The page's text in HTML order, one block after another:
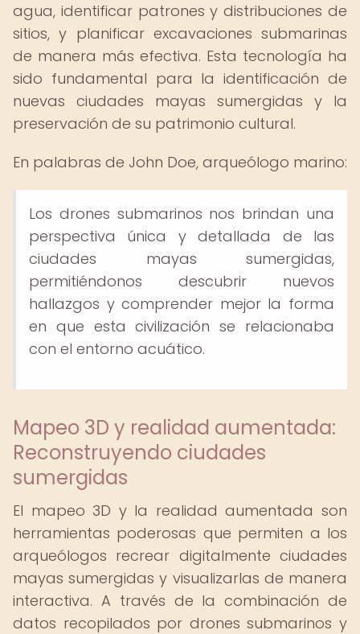
agua, identificar patrones y distribuciones de
sitios, y planificar excavaciones submarinas
de manera más efectiva. Esta tecnología ha
sido fundamental para la identificación de
nuevas ciudades mayas sumergidas y la
preservación de su patrimonio cultural.
En palabras de John Doe, arqueólogo marino:
Los drones submarinos nos brindan una
perspectiva única y detallada de las
ciudades mayas sumergidas,
permitiéndonos descubrir nuevos
hallazgos y comprender mejor la forma
en que esta civilización se relacionaba
con el entorno acuático.
Mapeo 3D y realidad aumentada:
Reconstruyendo ciudades
sumergidas
El mapeo 3D y la realidad aumentada son
herramientas poderosas que permiten a los
arqueólogos recrear digitalmente ciudades
mayas sumergidas y visualizarlas de manera
interactiva. A través de la combinación de
datos recopilados por drones submarinos y